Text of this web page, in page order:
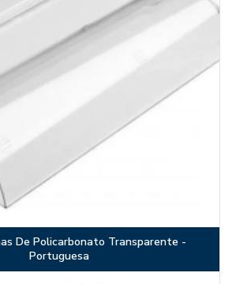
De Policarbonato Transparente -
Portuguesa